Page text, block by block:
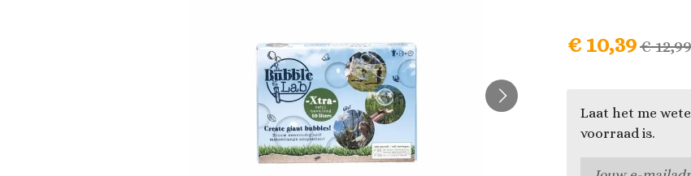
€ 10,39€ 12,99
Laat het me
voorraad is.